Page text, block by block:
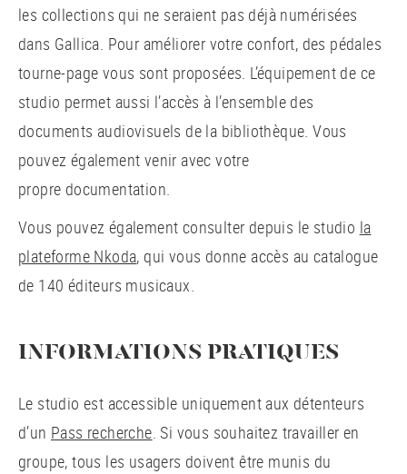
les collections qui ne seraient pas déjà numérisées
dans Gallica. Pour améliorer votre confort, des pédales
tourne-page vous sont proposées. L’équipement de ce
studio permet aussi l’accès à l’ensemble des
documents audiovisuels de la bibliothèque. Vous
pouvez également venir avec votre
propre documentation.
Vous pouvez également consulter depuis le studio la
plateforme Nkoda, qui vous donne accès au catalogue
de 140 éditeurs musicaux.
INFORMATIONS PRATIQUES
Le studio est accessible uniquement aux détenteurs
d’un Pass recherche. Si vous souhaitez travailler en
groupe, tous les usagers doivent être munis du